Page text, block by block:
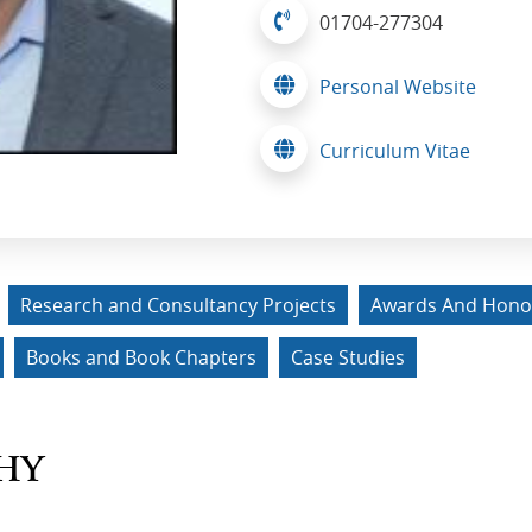
01704-277304
Personal Website
Curriculum Vitae
Research and Consultancy Projects
Awards And
Books and Book Chapters
Case Studies